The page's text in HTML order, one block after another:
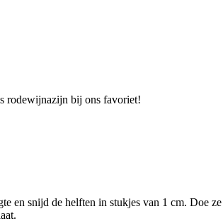
rodewijnazijn bij ons favoriet!
en snijd de helften in stukjes van 1 cm. Doe